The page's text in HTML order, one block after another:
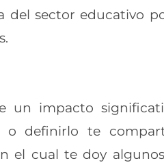
delsector educativo
un impacto
o definirlo te
el cual te doy